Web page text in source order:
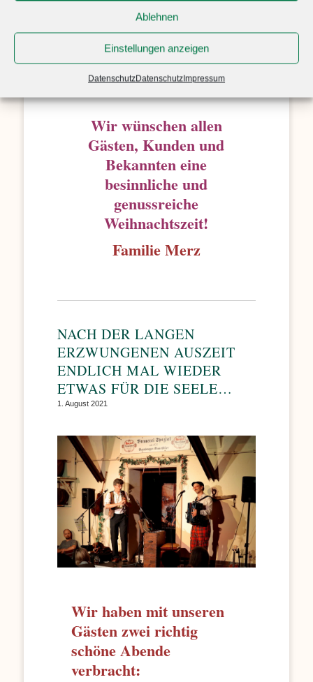
Ablehnen
Einstellungen anzeigen
DatenschutzDatenschutzImpressum
Whisky-Bock-Brauerei-Spezial-Bamberg
Der besondere Genuss mit einzigartigen
Holz-, Torf- und Whiskyaromen.
Die empfohlene Trinktemperatur liegt bei ca.
12 – 14 °C – hier entfaltet sich der
Wir wünschen allen
Gästen, Kunden und
Bekannten eine
besinnliche und
genussreiche
Weihnachtszeit!
Familie Merz
NACH DER LANGEN
ERZWUNGENEN AUSZEIT
ENDLICH MAL WIEDER
ETWAS FÜR DIE SEELE…
1. August 2021
Wir haben mit unseren
Gästen zwei richtig
schöne Abende
verbracht: